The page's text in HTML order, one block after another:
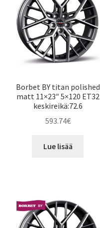
Borbet BY titan polished
matt 11×23″ 5×120 ET32
keskireikä:72.6
593.74€
Lue lisää